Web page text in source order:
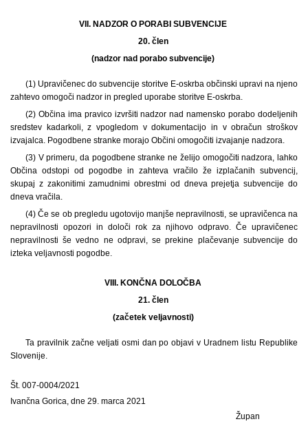
VII. NADZOR O PORABI SUBVENCIJE
20. člen
(nadzor nad porabo subvencije)
(1) Upravičenec do subvencije storitve E-oskrba občinski upravi na njeno
zahtevo omogoči nadzor in pregled uporabe storitve E-oskrba.
(2) Občina ima pravico izvršiti nadzor nad namensko porabo dodeljenih
sredstev kadarkoli, z vpogledom v dokumentacijo in v obračun stroškov
izvajalca. Pogodbene stranke morajo Občini omogočiti izvajanje nadzora.
(3) V primeru, da pogodbene stranke ne želijo omogočiti nadzora, lahko
Občina odstopi od pogodbe in zahteva vračilo že izplačanih subvencij,
skupaj z zakonitimi zamudnimi obrestmi od dneva prejetja subvencije do
dneva vračila.
(4) Če se ob pregledu ugotovijo manjše nepravilnosti, se upravičenca na
nepravilnosti opozori in določi rok za njihovo odpravo. Če upravičenec
nepravilnosti še vedno ne odpravi, se prekine plačevanje subvencije do
izteka veljavnosti pogodbe.
VIII. KONČNA DOLOČBA
21. člen
(začetek veljavnosti)
Ta pravilnik začne veljati osmi dan po objavi v Uradnem listu Republike
Slovenije.
Št. 007-0004/2021
Ivančna Gorica, dne 29. marca 2021
Župan